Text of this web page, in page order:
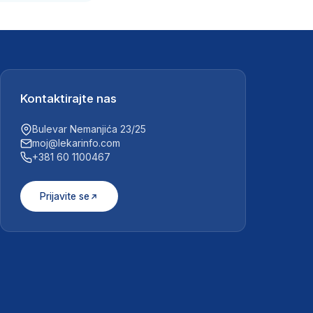
Kontaktirajte nas
Bulevar Nemanjića 23/25
moj@lekarinfo.com
+381 60 1100467
Prijavite se